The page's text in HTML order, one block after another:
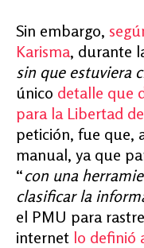
Sin embargo,
Karisma, durante
sin que estuviera
único detalle que
para la Libertad
petición, fue que,
manual, ya que
“con una
clasificar la
el PMU para
internet lo definió